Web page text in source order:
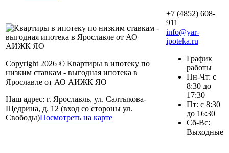
Copyright 2026 © Квартиры в ипотеку по
низким ставкам - выгодная ипотека в
Ярославле от АО АИЖК ЯО
Наш адрес: г. Ярославль, ул. Салтыкова-
Щедрина, д. 12 (вход со стороны ул.
Свободы)Посмотреть на карте
+7 (4852) 608-
911
info@yar-
ipoteka.ru
График
работы
Пн-Чт: с
8:30 до
17:30
Пт: с 8:30
до 16:30
Сб-Вс:
Выходные